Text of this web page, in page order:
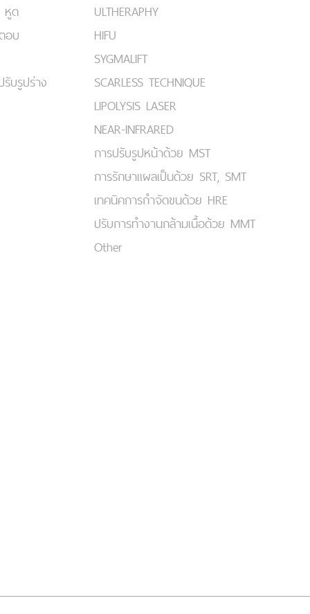
หูด
อบ
บรูปร่าง
ULTHERAPHY
HIFU
SYGMALIFT
SCARLESS TECHNIQUE
LIPOLYSIS LASER
NEAR-INFRARED
การปรับรูปหน้าด้วย MST
การรักษาแผลเป็นด้วย SRT, SMT
เทคนิคการกำจัดขนด้วย HRE
ปรับการทำงานกล้ามเนื้อด้วย MMT
Other